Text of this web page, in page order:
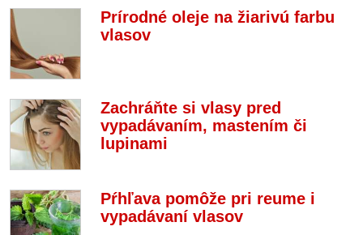
Prírodné oleje na žiarivú farbu
vlasov
Zachráňte si vlasy pred
vypadávaním, mastením či
lupinami
Pŕhľava pomôže pri reume i
vypadávaní vlasov